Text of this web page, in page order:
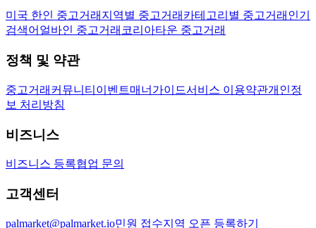
미국 한인 중고거래 지역별 중고거래 카테고리별 중고거래 인기
검색어 얼바인 중고거래 코리아타운 중고거래
정책 및 약관
중고거래 커뮤니티 이벤트매너가이드서비스 이용약관개인정
보 처리방침
비즈니스
비즈니스 등록협업 문의
고객센터
palmarket@palmarket.io민원 접수지역 오픈 등록하기